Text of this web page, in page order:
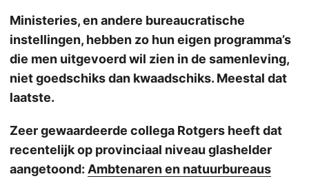
Ministeries, en andere bureaucratische
instellingen, hebben zo hun eigen programma’s
die men uitgevoerd wil zien in de samenleving,
niet goedschiks dan kwaadschiks. Meestal dat
laatste.
Zeer gewaardeerde collega Rotgers heeft dat
recentelijk op provinciaal niveau glashelder
aangetoond: Ambtenaren en natuurbureaus